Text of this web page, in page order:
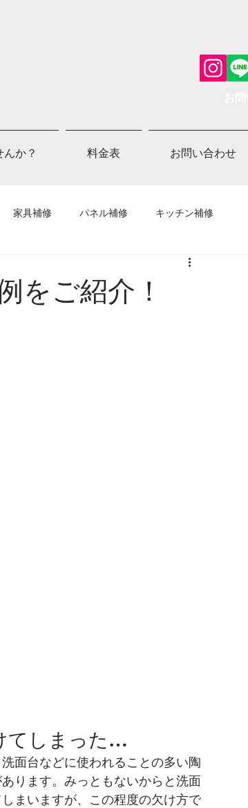
か？ 料金表 お問い合わせ
家具補修 パネル補修 キッチン補修
をご紹介！
てしまった…
面台などに使われることの多い陶
ります。みっともないからと洗面
まいますが、この程度の欠け方で